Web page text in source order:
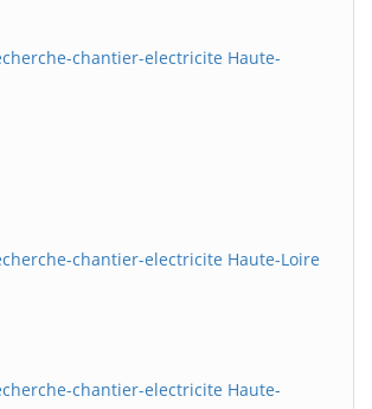
chantier-electricite Haute-
chantier-electricite Haute-Loire
chantier-electricite Haute-